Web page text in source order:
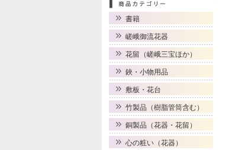
書籍
嵯峨御流花器
花留（嵯峨三宝ほか）
鋏・小物用品
敷板・花台
竹製品（樹脂管筒含む）
銅製品（花器・花留）
心の粧い（花器）